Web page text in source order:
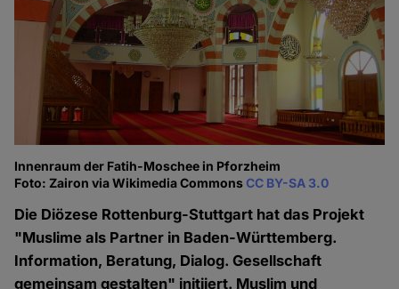
Innenraum der Fatih-Moschee in Pforzheim
Foto: Zairon via Wikimedia CommonsCC BY-SA 3.0
Die Diözese Rottenburg-Stuttgart hat das Projekt
"Muslime als Partner in Baden-Württemberg.
Information, Beratung, Dialog. Gesellschaft
gemeinsam gestalten" initiiert. Muslim und